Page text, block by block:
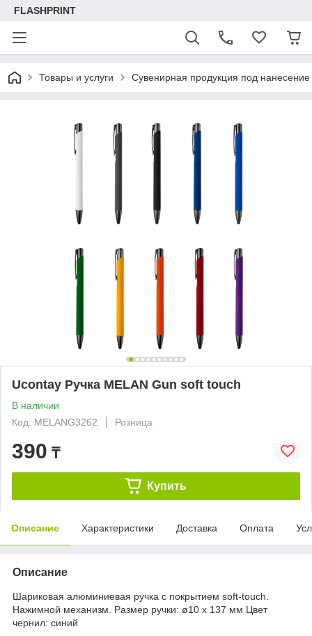
FLASHPRINT
Товары и услуги Сувенирная продукция под нанесение
Ucontay Ручка MELAN Gun soft touch
В наличии
Код: MELANG3262
Розница
390 ₸
Купить
Описание Характеристики Доставка Оплата
Описание
Шариковая алюминиевая ручка с покрытием soft-touch.
Нажимной механизм. Размер ручки: ø10 x 137 мм Цвет
чернил: синий